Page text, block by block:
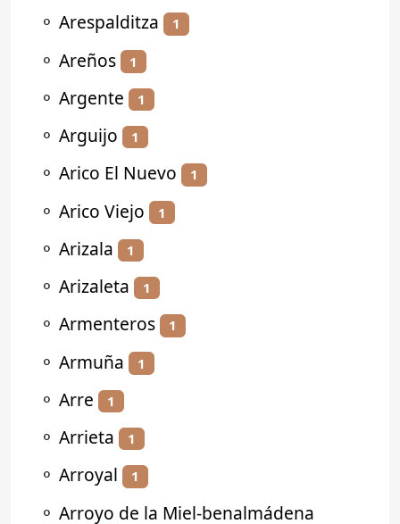
⚬ Arespalditza 1
⚬ Areños 1
⚬ Argente 1
⚬ Arguijo 1
⚬ Arico El Nuevo 1
⚬ Arico Viejo 1
⚬ Arizala 1
⚬ Arizaleta 1
⚬ Armenteros 1
⚬ Armuña 1
⚬ Arre 1
⚬ Arrieta 1
⚬ Arroyal 1
⚬ Arroyo de la Miel-benalmádena